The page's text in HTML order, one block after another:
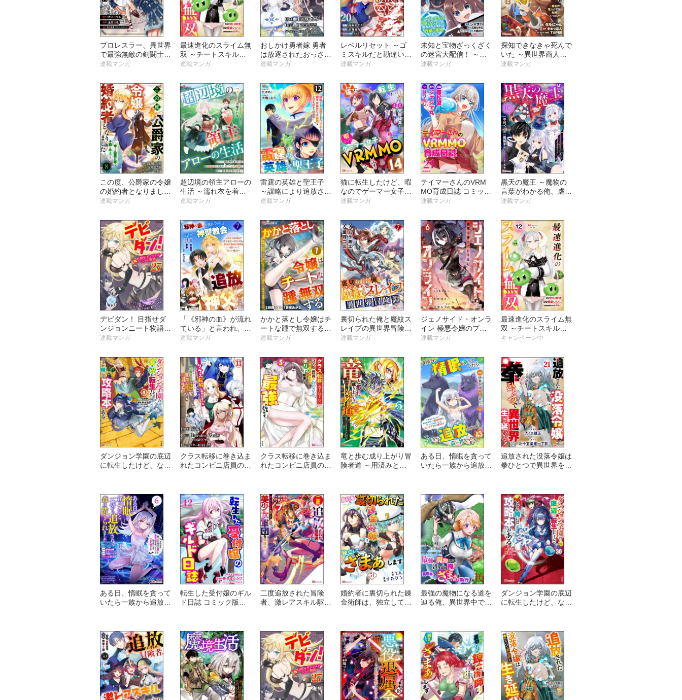
プロレスラー、異世界
で最強無敵の剣闘士に
転生する！ コミック
連載マンガ
最速進化のスライム無
双 ～チートスキル＜
スライム＞により100
て世界最強に～ コミ
ック版（分冊版）
連載マンガ
おしかけ勇者嫁 勇者
は放逐されたおっさん
を追いかけ、スローラ
ック版 （分冊版）
連載マンガ
レベルリセット ～ゴ
ミスキルだと勘違いし
たけれど実はとんでも
た～ コミック版（分
冊版）
連載マンガ
未知と宝物ざっくざく
の迷宮大配信！ ～ハ
ズレスキルすらない凡
普通に非凡でした～
コミック版 （分冊
版）
連載マンガ
探知できなきゃ死んで
いた ～異世界商人の
冒険は危険でいっぱい
版）
連載マンガ
この度、公爵家の令嬢
の婚約者となりまし
た。しかし、噂では性
です。 コミック版
（分冊版）
連載マンガ
超辺境の領主アローの
生活 ～濡れ衣を着せ
られ追放されました
活を送ります～ コミ
ック版（分冊版）
連載マンガ
雷霆の英雄と聖王子
～謀略により追放され
た口下手な雷は、家族
影から助ける～ コミ
ック版 （分冊版）
連載マンガ
猫に転生したけど、暇
なのでゲーマー女子と
一緒にVRMMOをする
版）
連載マンガ
テイマーさんのVRM
MO育成日誌 コミック
版 （分冊版）
連載マンガ
黒天の魔王 ～魔物の
言葉がわかる俺、虐げ
られた魔物たちの救世
り上げる～ コミック
版（分冊版）
連載マンガ
デビダン！ 目指せダ
ンジョンニート物語
コミック版 （分冊
連載マンガ
「《邪神の血》が流れ
ている」と言われ、神
聖教会を追放された神
理由で教会を追い出さ
れたら、信仰対象の女
神様も一緒についてき
ちゃいました～ コミ
ック版 （分冊版）
連載マンガ
かかと落とし令嬢はチ
ートな踵で無双する
～魔物を即死させて楽
放した実家が崩壊しま
した～ コミック版
（分冊版）
連載マンガ
裏切られた俺と魔紋ス
レイブの異世界冒険譚
コミック版（分冊版）
連載マンガ
ジェノサイド・オンラ
イン 極悪令嬢のプレ
イ日記 コミック版
連載マンガ
最速進化のスライム無
双 ～チートスキル＜
スライム＞により100
て世界最強に～ コミ
ック版（分冊版）
キャンペーン中
ダンジョン学園の底辺
に転生したけど、なぜ
クラス転移に巻き込ま
れたコンビニ店員のお
を駆使して最強となる
ようです。 コミック
版 （分冊版）
クラス転移に巻き込ま
れたコンビニ店員のお
を駆使して最強となる
ようです。 コミック
版
竜と歩む成り上がり冒
険者道 ～用済みとし
師、捨てられた先で最
強の神竜を復活させて
しまう～ コミック版
ある日、惰眠を貪って
いたら一族から追放さ
周りが勝手に魔物の国
を作ってたけど、私は
気にせず今日も眠りま
す コミック版（分冊
版）
追放された没落令嬢は
拳ひとつで異世界を生
ある日、惰眠を貪って
いたら一族から追放さ
周りが勝手に魔物の国
を作ってたけど、私は
気にせず今日も眠りま
す コミック版
転生した受付嬢のギル
ド日誌 コミック版
二度追放された冒険
者、激レアスキル駆使
婚約者に裏切られた錬
金術師は、独立して
最強の魔物になる道を
辿る俺、異世界中でざ
ダンジョン学園の底辺
に転生したけど、なぜ